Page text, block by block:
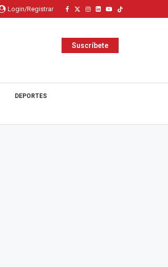
Login/Registrar
Suscríbete
DEPORTES